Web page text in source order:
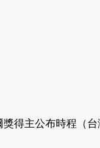
獎得主公布時程（台